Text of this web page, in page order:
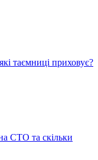
таємниці приховує?
СТО та скільки